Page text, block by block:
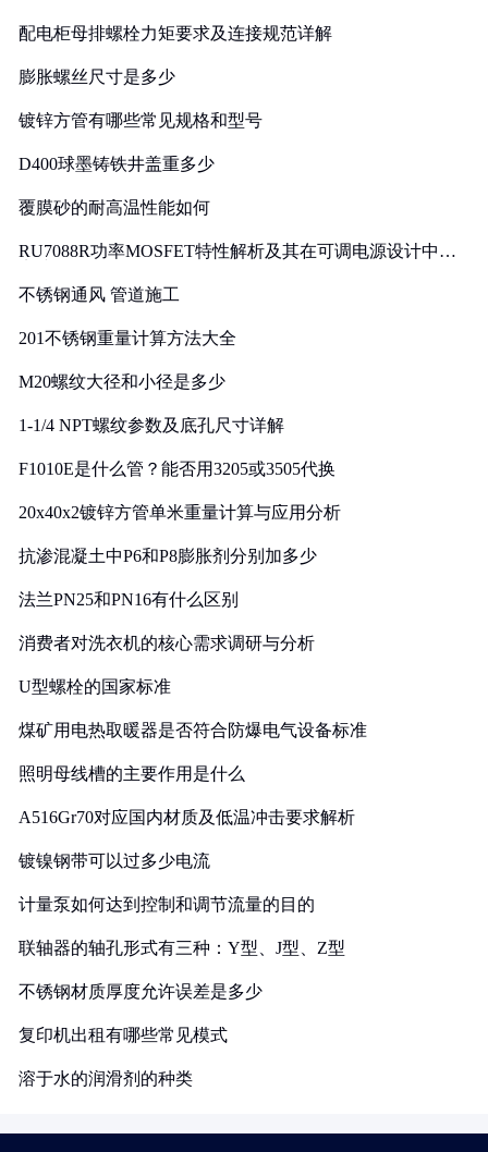
配电柜母排螺栓力矩要求及连接规范详解
膨胀螺丝尺寸是多少
镀锌方管有哪些常见规格和型号
D400球墨铸铁井盖重多少
覆膜砂的耐高温性能如何
RU7088R功率MOSFET特性解析及其在可调电源设计中的
不锈钢通风 管道施工
201不锈钢重量计算方法大全
M20螺纹大径和小径是多少
1-1/4 NPT螺纹参数及底孔尺寸详解
F1010E是什么管？能否用3205或3505代换
20x40x2镀锌方管单米重量计算与应用分析
抗渗混凝土中P6和P8膨胀剂分别加多少
法兰PN25和PN16有什么区别
消费者对洗衣机的核心需求调研与分析
U型螺栓的国家标准
煤矿用电热取暖器是否符合防爆电气设备标准
照明母线槽的主要作用是什么
A516Gr70对应国内材质及低温冲击要求解析
镀镍钢带可以过多少电流
计量泵如何达到控制和调节流量的目的
联轴器的轴孔形式有三种：Y型、J型、Z型
不锈钢材质厚度允许误差是多少
复印机出租有哪些常见模式
溶于水的润滑剂的种类